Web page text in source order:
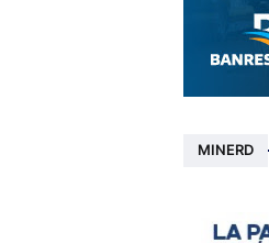
MINERD